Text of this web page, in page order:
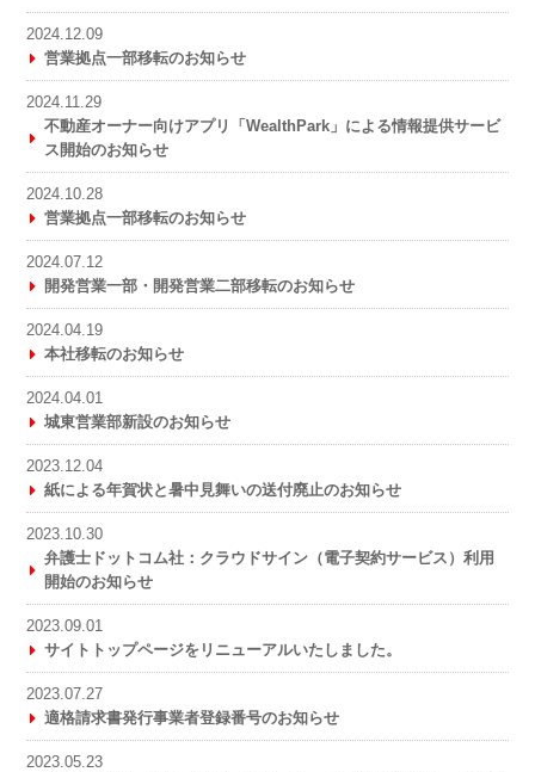
2024.12.09
営業拠点一部移転のお知らせ
2024.11.29
不動産オーナー向けアプリ「WealthPark」による情報提供サービ
ス開始のお知らせ
2024.10.28
営業拠点一部移転のお知らせ
2024.07.12
開発営業一部・開発営業二部移転のお知らせ
2024.04.19
本社移転のお知らせ
2024.04.01
城東営業部新設のお知らせ
2023.12.04
紙による年賀状と暑中見舞いの送付廃止のお知らせ
2023.10.30
弁護士ドットコム社：クラウドサイン（電子契約サービス）利用
開始のお知らせ
2023.09.01
サイトトップページをリニューアルいたしました。
2023.07.27
適格請求書発行事業者登録番号のお知らせ
2023.05.23